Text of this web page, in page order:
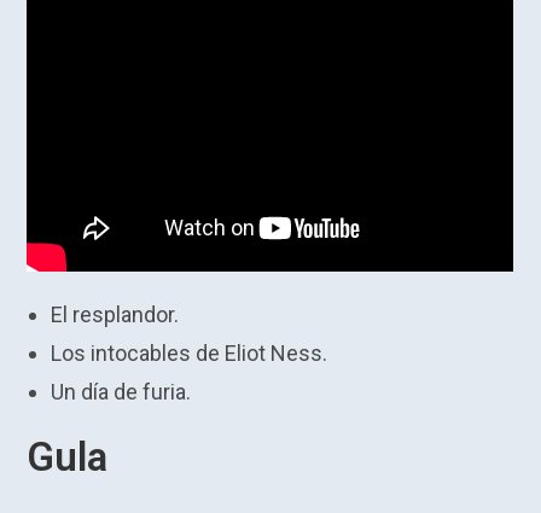
El resplandor.
Los intocables de Eliot Ness.
Un día de furia.
Gula